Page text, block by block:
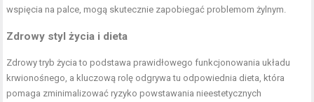
wspięcia na palce, mogą skutecznie zapobiegać problemom żylnym.
Zdrowy styl życia i dieta
Zdrowy tryb życia to podstawa prawidłowego funkcjonowania układu
krwionośnego, a kluczową rolę odgrywa tu odpowiednia dieta, która
pomaga zminimalizować ryzyko powstawania nieestetycznych